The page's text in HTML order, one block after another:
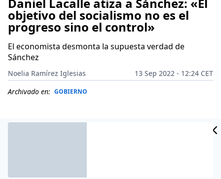
objetivo del socialismo no es el
progreso sino el control»
El economista desmonta la supuesta verdad de
Sánchez
Noelia Ramírez Iglesias
13 Sep 2022 - 12:24 CET
Archivado en: GOBIERNO